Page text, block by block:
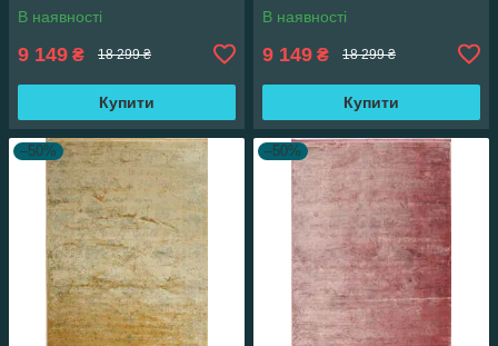
В наявності
9 149 ₴ 18 299 ₴
Купити
В наявності
9 149 ₴ 18 299 ₴
Купити
–50% –50%